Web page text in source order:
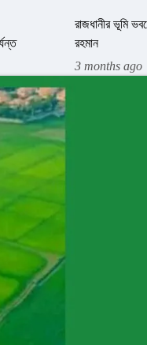
রাজধানীর ভূমি
রহমান
3 months ago